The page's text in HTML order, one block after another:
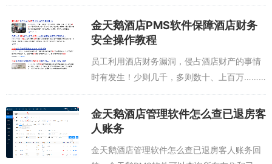
金天鹅酒店PMS软件保障酒店财务
安全操作教程
员工利用酒店财务漏洞，侵占酒店财产的事情
时有发生！少则几千，多则数十、上百万……
给酒店造成了不小的经济损失。此前，深圳某
快捷酒店的“飞房率”竟高达10%。一年下来，
就是上百万的经济损失。酒店辛苦赚来的...
金天鹅酒店管理软件怎么查已退房客
人账务
金天鹅酒店管理软件怎么查已退房客人账务回